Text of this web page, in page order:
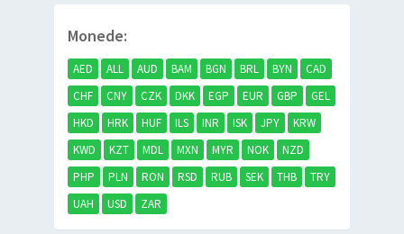
Monede:
AED ALL AUD BAM BGN BRL BYN
CAD
CHF
CNY CZK DKK EGP EUR GBP
GEL
HKD
HRK HUF ILS INR ISK JPY
KRW
KWD
KZT MDL MXN MYR NOK
NZD
PHP
PLN RON RSD RUB SEK THB
TRY
UAH
USD ZAR